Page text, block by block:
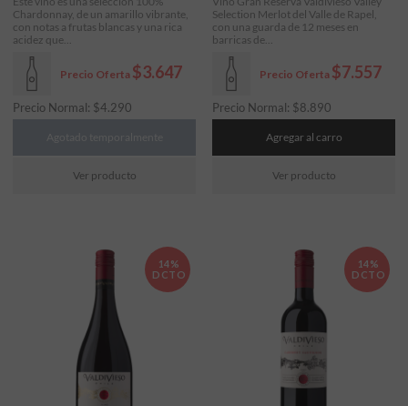
Precio Oferta $3.647
Precio Normal: $4.290
Chardonnay, de un amarillo vibrante,
con notas a frutas blancas y una rica
acidez que...
Agotado temporalmente
Ver producto
Precio Oferta $7.557
Precio Normal: $8.890
Selection Merlot del Valle de Rapel,
con una guarda de 12 meses en
barricas de...
Agregar al carro
Ver producto
14%
DCTO
14%
DCTO